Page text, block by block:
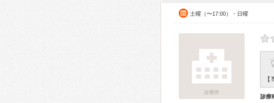
土曜（〜17:00）・日曜
診療所
診療